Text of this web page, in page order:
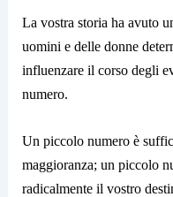
La vostra storia ha avuto
uomini e delle donne
influenzare il corso degli
numero.
Un piccolo numero è
maggioranza; un piccolo
radicalmente il vostro